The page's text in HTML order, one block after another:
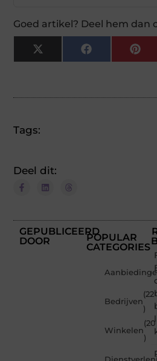
Goed artikel? Deel hem dan
X
(Twitter)
Facebook
Tags:
Deel dit:
GEPUBLICEERD
DOOR
POPULAR
CATEGORIES
Bedrijven
(22
)
Winkelen
(20
)